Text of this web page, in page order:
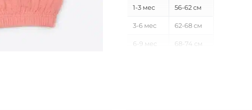
1-3 мес 56-62 см
3-6 мес 62-68 см
6-9 мес 68-74 см